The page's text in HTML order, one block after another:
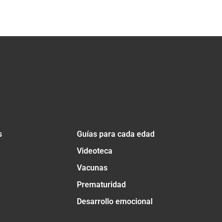
Guías para cada edad
Videoteca
Vacunas
Prematuridad
Desarrollo emocional